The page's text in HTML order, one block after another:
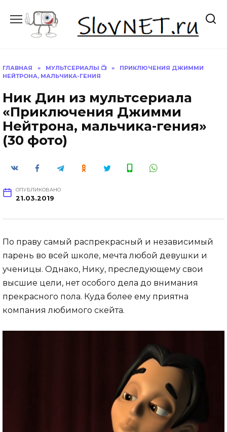
содержанию
ГЛАВНАЯ » МУЛЬТСЕРИАЛЫ 📺 »
ПРИКЛЮЧЕНИЯ ДЖИММИ
НЕЙТРОНА, МАЛЬЧИКА-ГЕНИЯ
Ник Дин из мультсериала
«Приключения Джимми
Нейтрона, мальчика-гения»
(30 фото)
ОПУБЛИКОВАНО
21.03.2019
По праву самый распрекрасный и независимый
парень во всей школе, мечта любой девушки и
ученицы. Однако, Нику, преследующему свои
высшие цели, нет особого дела до внимания
прекрасного пола. Куда более ему приятна
компания любимого скейта.